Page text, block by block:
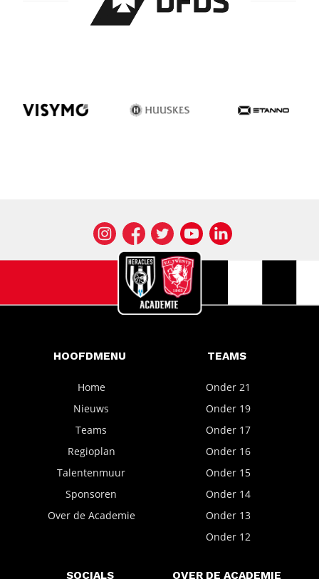
HOOFDMENU
Home
Nieuws
Teams
Regioplan
Talentenmuur
Sponsoren
Over de Academie
TEAMS
Onder 21
Onder 19
Onder 17
Onder 16
Onder 15
Onder 14
Onder 13
Onder 12
SOCIALS OVER DE ACADEMIE